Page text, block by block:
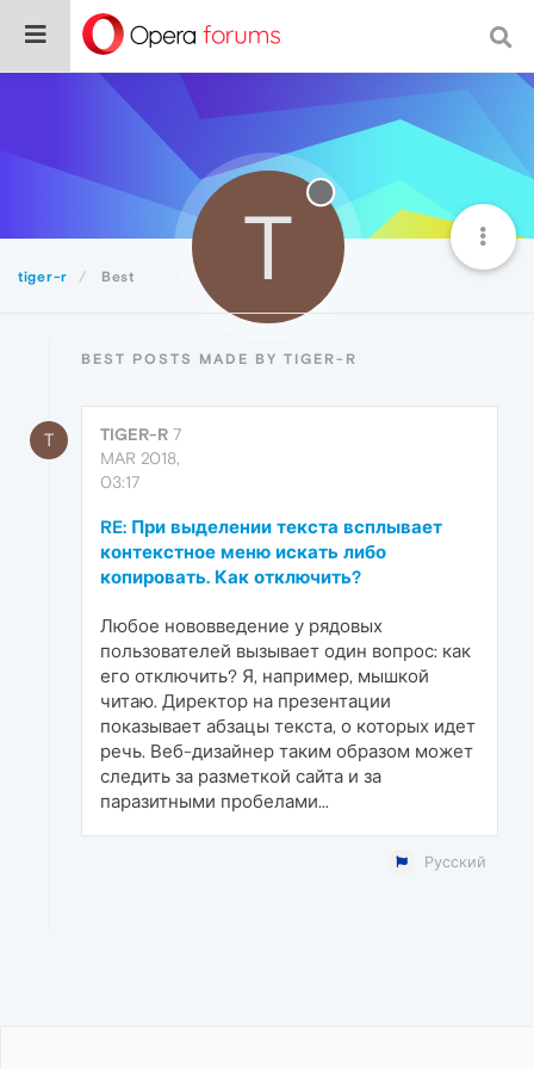
tiger-r Best T
BEST POSTS MADE BY TIGER-R
T TIGER-R 7
MAR 2018,
03:17
RE: При выделении текста всплывает
контекстное меню искать либо
копировать. Как отключить?
Любое нововведение у рядовых
пользователей вызывает один вопрос: как
его отключить? Я, например, мышкой
читаю. Директор на презентации
показывает абзацы текста, о которых идет
речь. Веб-дизайнер таким образом может
следить за разметкой сайта и за
паразитными пробелами...
Русский